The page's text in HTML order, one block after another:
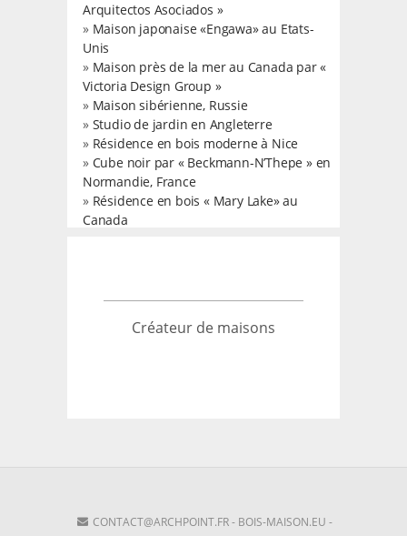
Arquitectos Asociados »
» Maison japonaise «Engawa» au Etats-
Unis
» Maison près de la mer au Canada par «
Victoria Design Group »
» Maison sibérienne, Russie
» Studio de jardin en Angleterre
» Résidence en bois moderne à Nice
» Cube noir par « Beckmann-N’Thepe » en
Normandie, France
» Résidence en bois « Mary Lake» au
Canada
Créateur de maisons
CONTACT@ARCHPOINT.FR- BOIS-MAISON.EU -